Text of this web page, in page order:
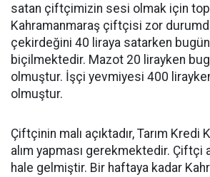
satan çiftçimizin sesi olmak için
Kahramanmaraş çiftçisi zor
çekirdeğini 40 liraya satarken
biçilmektedir. Mazot 20 lirayken
olmuştur. İşçi yevmiyesi 400
olmuştur.
Çiftçinin malı açıktadır, Tarım
alım yapması gerekmektedir. Çiftçi
hale gelmiştir. Bir haftaya kadar